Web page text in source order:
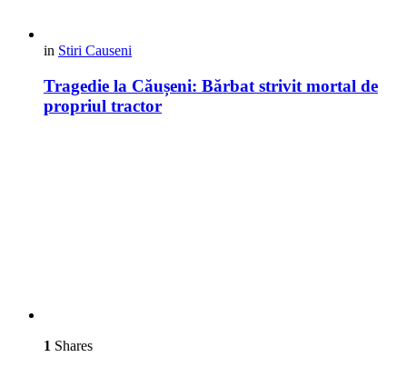
in Stiri Causeni
Tragedie la Căușeni: Bărbat strivit mortal de
propriul tractor
1 Shares